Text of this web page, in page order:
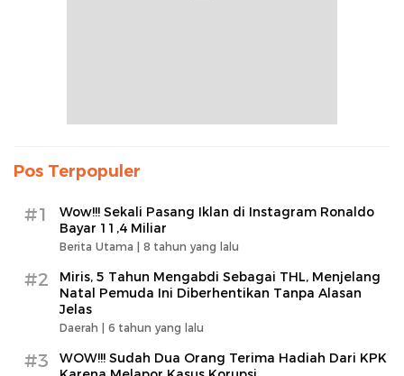
Pos Terpopuler
#1
Wow!!! Sekali Pasang Iklan di Instagram Ronaldo
Bayar 11,4 Miliar
Berita Utama | 8 tahun yang lalu
#2
Miris, 5 Tahun Mengabdi Sebagai THL, Menjelang
Natal Pemuda Ini Diberhentikan Tanpa Alasan
Jelas
Daerah | 6 tahun yang lalu
#3
WOW!!! Sudah Dua Orang Terima Hadiah Dari KPK